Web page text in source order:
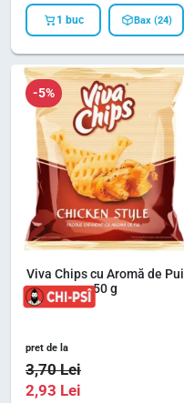
1 buc Bax (24)
-5%
Viva Chips cu Aromă de Pui
50 g
pret de la
3,70Lei
2,93 Lei